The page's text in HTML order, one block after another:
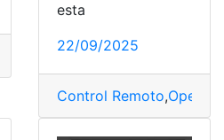
Navegadores ,Obtener
esta
22/09/2025
Control Remoto,